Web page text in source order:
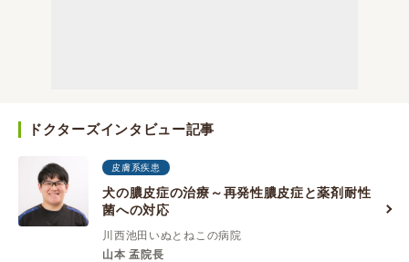
ドクターズインタビュー記事
皮膚系疾患
犬の膿皮症の治療～再発性膿皮症と薬剤耐性
菌への対応
川西池田いぬとねこの病院
山本 孟院長